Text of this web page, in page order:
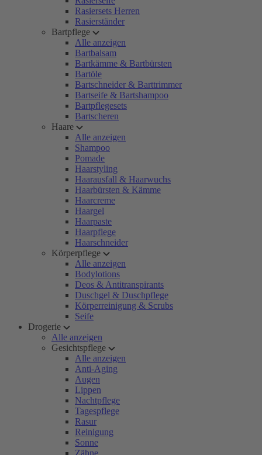
Rasiersets Herren
Rasierständer
Bartpflege
Alle anzeigen
Bartbalsam
Bartkämme & Bartbürsten
Bartöle
Bartschneider & Barttrimmer
Bartseife & Bartshampoo
Bartpflegesets
Bartscheren
Haare
Alle anzeigen
Shampoo
Pomade
Haarstyling
Haarausfall & Haarwuchs
Haarbürsten & Kämme
Haarcreme
Haargel
Haarpaste
Haarpflege
Haarschneider
Körperpflege
Alle anzeigen
Bodylotions
Deos & Antitranspirants
Duschgel & Duschpflege
Körperreinigung & Scrubs
Seife
Drogerie
Alle anzeigen
Gesichtspflege
Alle anzeigen
Anti-Aging
Augen
Lippen
Nachtpflege
Tagespflege
Rasur
Reinigung
Sonne
Zähne